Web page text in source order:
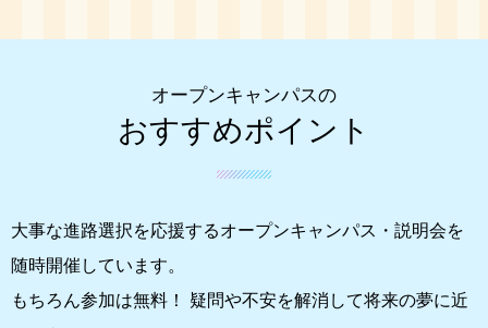
オープンキャンパスの
おすすめポイント
大事な進路選択を応援するオープンキャンパス・説明会を
随時開催しています。
もちろん参加は無料！ 疑問や不安を解消して将来の夢に近